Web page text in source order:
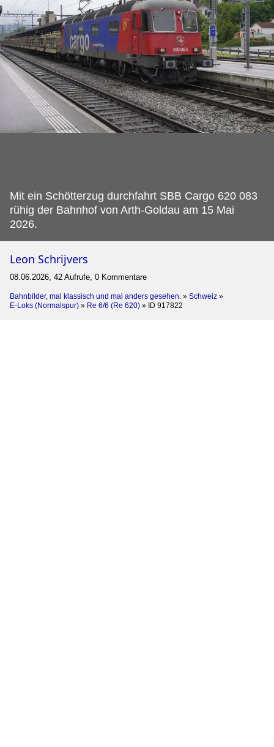
Mit ein Schötterzug durchfahrt SBB Cargo 620 083
rühig der Bahnhof von Arth-Goldau am 15 Mai
2026.
Leon Schrijvers
08.06.2026, 42 Aufrufe, 0 Kommentare
Bahnbilder, mal klassisch und mal anders gesehen. » Schweiz »
E-Loks (Normalspur) » Re 6/6 (Re 620) » ID 917822